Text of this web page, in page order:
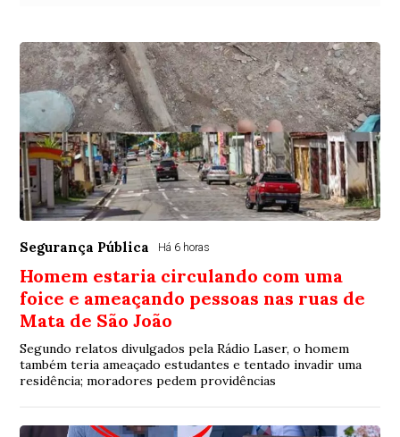
Segurança Pública Há 6 horas
Homem estaria circulando com uma
foice e ameaçando pessoas nas ruas de
Mata de São João
Segundo relatos divulgados pela Rádio Laser, o homem
também teria ameaçado estudantes e tentado invadir uma
residência; moradores pedem providências